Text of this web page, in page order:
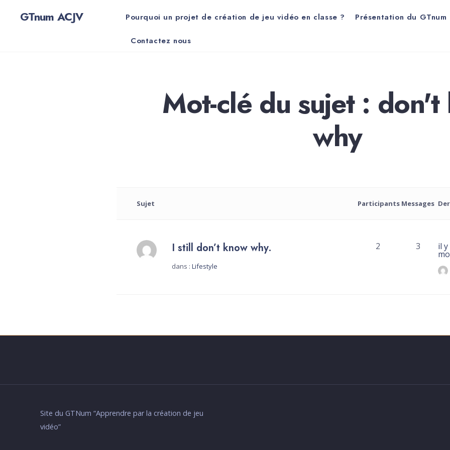
GTnum ACJV Pourquoi un projet de création de jeu vidéo en classe ? Présentation du GTnum
Contactez nous
Mot-clé du sujet : don't
why
Sujet Participants Messages
I still don’t know why.
dans : Lifestyle
2 3 il
Site du GTNum “Apprendre par la création de jeu
vidéo”